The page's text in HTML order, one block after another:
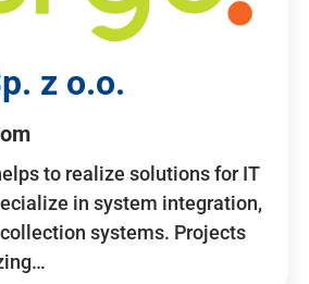
z o.o.
to realize solutions for IT
in system integration,
systems. Projects